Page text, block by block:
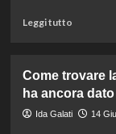
Leggi tuttoLeggi
Terzo
Tempo:
quando
Come trovare
ha ancora dato
Ida Galati 14